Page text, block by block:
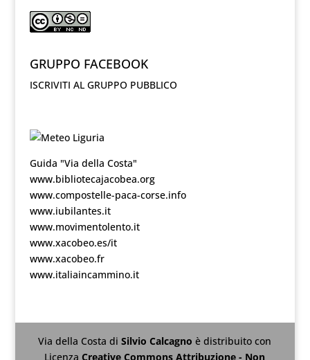
GRUPPO FACEBOOK
ISCRIVITI AL GRUPPO PUBBLICO
Guida "Via della Costa"
www.bibliotecajacobea.org
www.compostelle-paca-corse.info
www.iubilantes.it
www.movimentolento.it
www.xacobeo.es/it
www.xacobeo.fr
www.italiaincammino.it
Via della Costa diSilvio Calcagnoè distribuito con
LicenzaCreative Commons Attribuzione - Non